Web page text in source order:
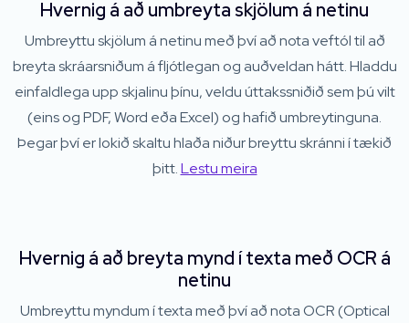
Hvernig á að umbreyta skjölum á netinu
Umbreyttu skjölum á netinu með því að nota veftól til að
breyta skráarsniðum á fljótlegan og auðveldan hátt. Hladdu
einfaldlega upp skjalinu þínu, veldu úttakssniðið sem þú vilt
(eins og PDF, Word eða Excel) og hafið umbreytinguna.
Þegar því er lokið skaltu hlaða niður breyttu skránni í tækið
þitt.Lestu meira
Hvernig á að breyta mynd í texta með OCR á
netinu
Umbreyttu myndum í texta með því að nota OCR (Optical